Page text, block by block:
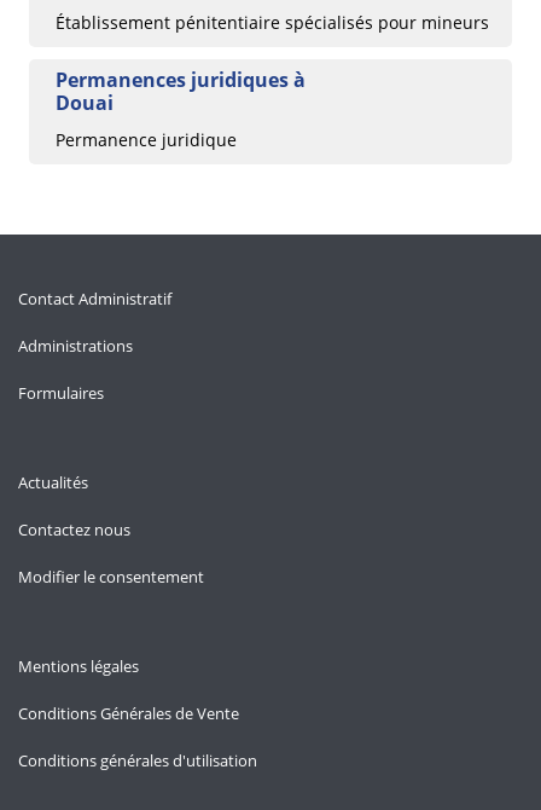
Établissement pénitentiaire spécialisés pour mineurs
Permanences juridiques à
Douai
Permanence juridique
Contact Administratif
Administrations
Formulaires
Actualités
Contactez nous
Modifier le consentement
Mentions légales
Conditions Générales de Vente
Conditions générales d'utilisation